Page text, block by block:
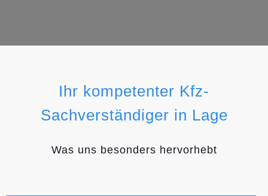
Ihr kompetenter Kfz-
Sachverständiger in Lage
Was uns besonders hervorhebt